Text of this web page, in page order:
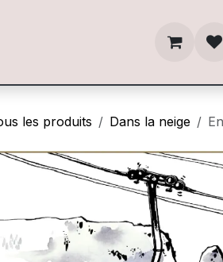
les produits Dans la neige